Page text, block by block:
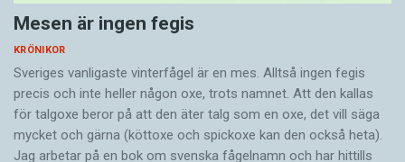
Mesen är ingen fegis
KRÖNIKOR
Sveriges vanligaste vinterfågel är en mes. Alltså ingen fegis
precis och inte heller någon oxe, trots namnet. Att den kallas
för talgoxe beror på att den äter talg som en oxe, det vill säga
mycket och gärna (köttoxe och spickoxe kan den också heta).
Jag arbetar på en bok om svenska fågelnamn och har hittills